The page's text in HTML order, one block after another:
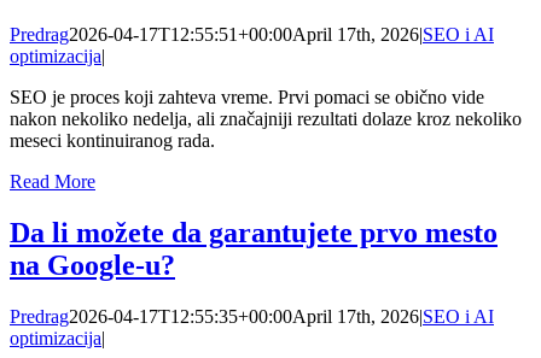
Predrag2026-04-17T12:55:51+00:00April 17th, 2026|SEO i AI
optimizacija|
SEO je proces koji zahteva vreme. Prvi pomaci se obično vide
nakon nekoliko nedelja, ali značajniji rezultati dolaze kroz nekoliko
meseci kontinuiranog rada.
Read More
Da li možete da garantujete prvo mesto
na Google-u?
Predrag2026-04-17T12:55:35+00:00April 17th, 2026|SEO i AI
optimizacija|